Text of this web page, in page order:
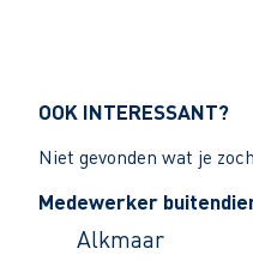
OOK INTERESSANT?
Niet gevonden wat je
Medewerker
Alkmaar